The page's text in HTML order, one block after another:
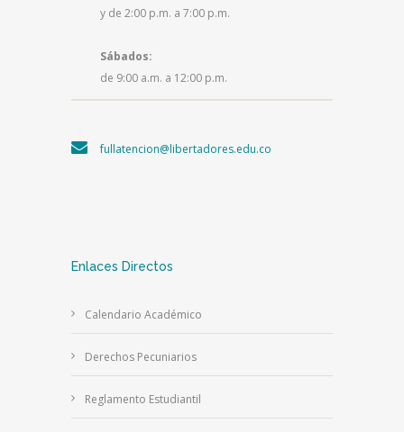
y de 2:00 p.m. a 7:00 p.m.
Sábados:
de 9:00 a.m. a 12:00 p.m.
fullatencion@libertadores.edu.co
Enlaces Directos
Calendario Académico
Derechos Pecuniarios
Reglamento Estudiantil